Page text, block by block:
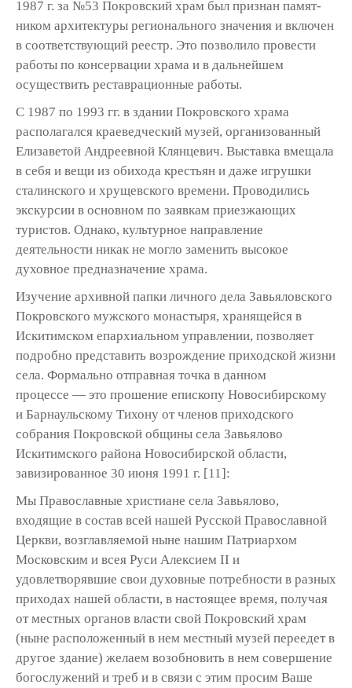
1987 г. за №53 Покровский храм был признан памят­
ником архитектуры регионального значения и включен
в соответствующий реестр. Это позволило провести
работы по консервации храма и в дальнейшем
осуществить реставра­ционные работы.
С 1987 по 1993 гг. в здании Покровского храма
располагался краеведческий музей, организованный
Елизаветой Андреевной Клянцевич. Выставка вмещала
в себя и вещи из обихода крестьян и даже игрушки
сталин­ского и хрущевского времени. Проводились
экскурсии в основном по заявкам приезжа­ющих
туристов. Однако, культурное направ­ление
деятельности никак не могло заменить высокое
духовное предназначение храма.
Изучение архивной папки личного дела Завьяловского
Покровского мужского мона­стыря, хранящейся в
Искитимском епархиаль­ном управлении, позволяет
подробно пред­ставить возрождение приходской жизни
села. Формально отправная точка в дан­ном
процессе — это прошение епископу Новосибирскому
и Барнаульскому Тихону от членов приходского
собрания Покровской общины села Завьялово
Искитимского рай­она Новосибирской области,
завизированное 30 июня 1991 г. [11]:
Мы Православные христиане села Завьялово,
входящие в состав всей нашей Русской Православной
Церкви, возглавляемой ныне нашим Патриархом
Московским и всея Руси Алексием II и
удовлетворявшие свои духовные потребности в разных
прихо­дах нашей области, в настоящее время, получая
от местных органов власти свой Покровский храм
(ныне распо­ложенный в нем местный музей пере­едет в
другое здание) желаем возобно­вить в нем совершение
богослужений и треб и в связи с этим просим Ваше